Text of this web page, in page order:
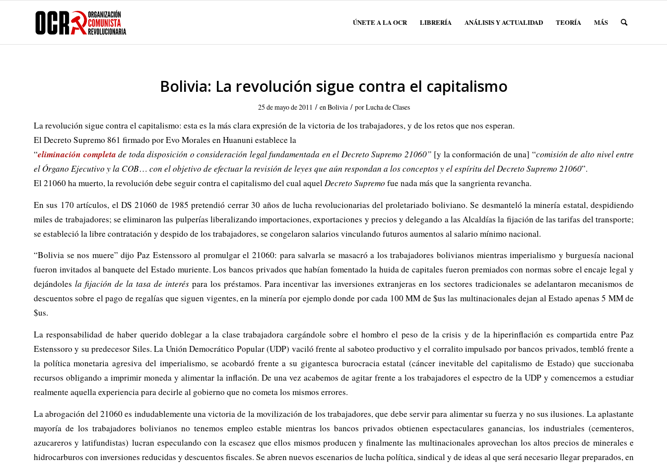
ÚNETE A LA OCR LIBRERÍA ANÁLISIS Y ACTUALIDAD TEORÍA MÁS
Bolivia: La revolución sigue contra el capitalismo
25 de mayo de 2011 / enBolivia / porLucha de Clases
La revolución sigue contra el capitalismo: esta es la más clara expresión de la victoria de los trabajadores, y de los retos que nos esperan.
El Decreto Supremo 861 firmado por Evo Morales en Huanuni establece la
“eliminación completa de toda disposición o consideración legal fundamentada en el Decreto Supremo 21060” [y la conformación de una] “comisión de alto nivel entre
el Órgano Ejecutivo y la COB… con el objetivo de efectuar la revisión de leyes que aún respondan a los conceptos y el espíritu del Decreto Supremo 21060”.
El 21060 ha muerto, la revolución debe seguir contra el capitalismo del cual aquelDecreto Supremo fue nada más que la sangrienta revancha.
En sus 170 artículos, el DS 21060 de 1985 pretendió cerrar 30 años de lucha revolucionarias del proletariado boliviano. Se desmanteló la minería estatal, despidiendo
miles de trabajadores; se eliminaron las pulperías liberalizando importaciones, exportaciones y precios y delegando a las Alcaldías la fijación de las tarifas del transporte;
se estableció la libre contratación y despido de los trabajadores, se congelaron salarios vinculando futuros aumentos al salario mínimo nacional.
“Bolivia se nos muere” dijo Paz Estenssoro al promulgar el 21060: para salvarla se masacró a los trabajadores bolivianos mientras imperialismo y burguesía nacional
fueron invitados al banquete del Estado muriente. Los bancos privados que habían fomentado la huida de capitales fueron premiados con normas sobre el encaje legal y
dejándoles la fijación de la tasa de interés para los préstamos. Para incentivar las inversiones extranjeras en los sectores tradicionales se adelantaron mecanismos de
descuentos sobre el pago de regalías que siguen vigentes, en la minería por ejemplo donde por cada 100 MM de $us las multinacionales dejan al Estado apenas 5 MM de
$us.
La responsabilidad de haber querido doblegar a la clase trabajadora cargándole sobre el hombro el peso de la crisis y de la hiperinflación es compartida entre Paz
Estenssoro y su predecesor Siles. La Unión Democrático Popular (UDP) vaciló frente al saboteo productivo y el corralito impulsado por bancos privados, tembló frente a
la política monetaria agresiva del imperialismo, se acobardó frente a su gigantesca burocracia estatal (cáncer inevitable del capitalismo de Estado) que succionaba
recursos obligando a imprimir moneda y alimentar la inflación. De una vez acabemos de agitar frente a los trabajadores el espectro de la UDP y comencemos a estudiar
realmente aquella experiencia para decirle al gobierno que no cometa los mismos errores.
La abrogación del 21060 es indudablemente una victoria de la movilización de los trabajadores, que debe servir para alimentar su fuerza y no sus ilusiones. La aplastante
mayoría de los trabajadores bolivianos no tenemos empleo estable mientras los bancos privados obtienen espectaculares ganancias, los industriales (cementeros,
azucareros y latifundistas) lucran especulando con la escasez que ellos mismos producen y finalmente las multinacionales aprovechan los altos precios de minerales e
hidrocarburos con inversiones reducidas y descuentos fiscales. Se abren nuevos escenarios de lucha política, sindical y de ideas al que será necesario llegar preparados, en